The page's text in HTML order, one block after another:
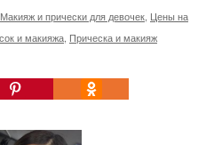
Макияж и прически для девочек, Цены на
и макияжа, Прическа и макияж